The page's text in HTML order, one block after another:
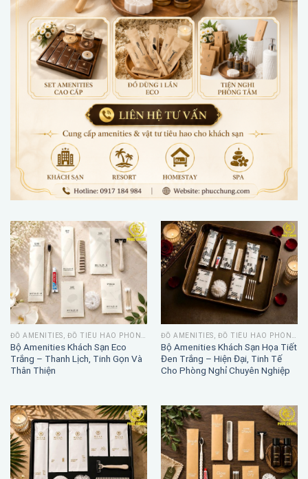
Bộ Amenities Khách Sạn Eco
Trắng – Thanh Lịch, Tinh Gọn Và
Thân Thiện
Bộ Amenities Khách Sạn Họa Tiết
Đen Trắng – Hiện Đại, Tinh Tế
Cho Phòng Nghỉ Chuyên Nghiệp